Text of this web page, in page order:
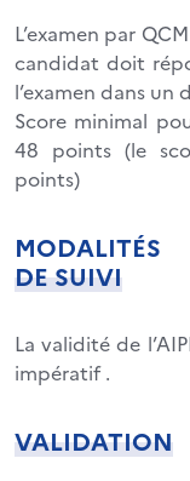
L’examen par
candidat doit
l’examen dans un
Score minimal
48 points (le
points)
MODALITÉS
DE SUIVI
La validité de
impératif .
VALIDATION